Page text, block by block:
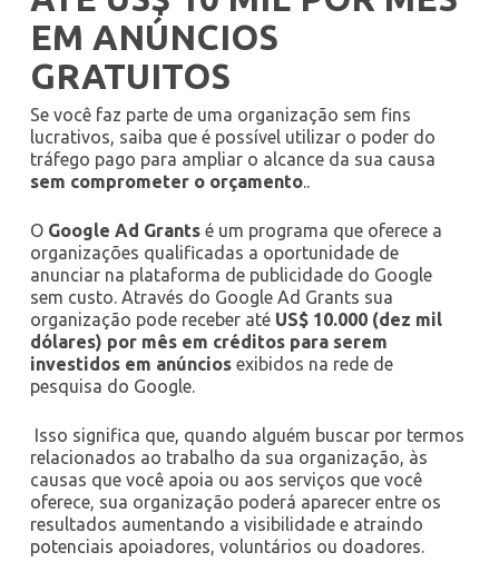
EM ANÚNCIOS
GRATUITOS
Se você faz parte de uma organização sem fins
lucrativos, saiba que é possível utilizar o poder do
tráfego pago para ampliar o alcance da sua causa
sem comprometer o orçamento..
O Google Ad Grantsé um programa que oferece a
organizações qualificadas a oportunidade de
anunciar na plataforma de publicidade do Google
sem custo. Através do Google Ad Grants sua
organização pode receber até US$ 10.000 (dez mil
dólares) por mês em créditos para serem
investidos em anúncios exibidos na rede de
pesquisa do Google.
Isso significa que, quando alguém buscar por termos
relacionados ao trabalho da sua organização, às
causas que você apoia ou aos serviços que você
oferece, sua organização poderá aparecer entre os
resultados aumentando a visibilidade e atraindo
potenciais apoiadores, voluntários ou doadores.